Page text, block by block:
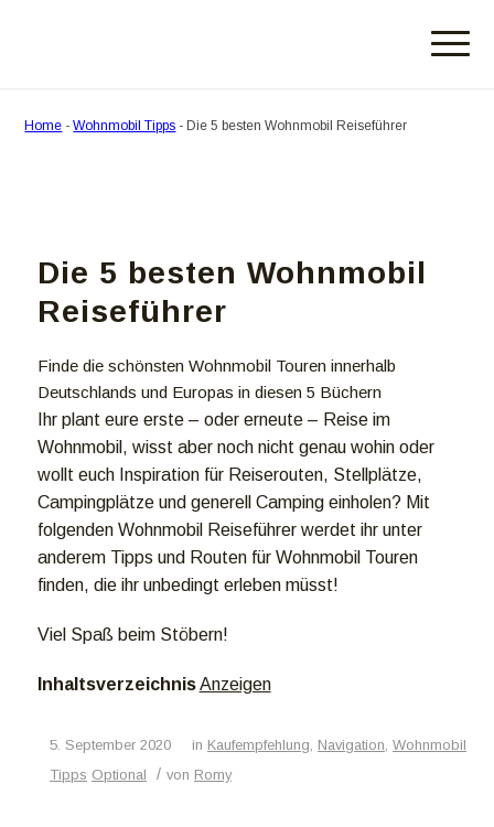
Home -Wohnmobil Tipps - Die 5 besten Wohnmobil Reiseführer
Die 5 besten Wohnmobil
Reiseführer
Finde die schönsten Wohnmobil Touren innerhalb
Deutschlands und Europas in diesen 5 Büchern
Ihr plant eure erste – oder erneute – Reise im
Wohnmobil, wisst aber noch nicht genau wohin oder
wollt euch Inspiration für Reiserouten, Stellplätze,
Campingplätze und generell Camping einholen? Mit
folgenden Wohnmobil Reiseführer werdet ihr unter
anderem Tipps und Routen für Wohnmobil Touren
finden, die ihr unbedingt erleben müsst!
Viel Spaß beim Stöbern!
Inhaltsverzeichnis Anzeigen
5. September 2020 in Kaufempfehlung Navigation ,Wohnmobil
Tipps Optional / von Romy